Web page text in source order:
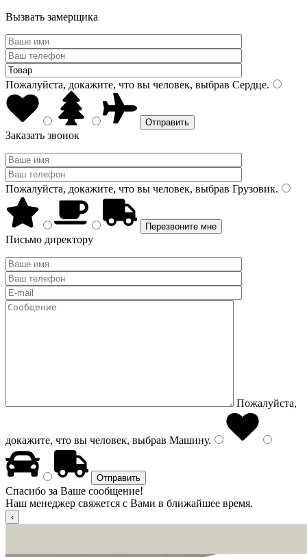
Вызвать замерщика
Пожалуйста, докажите, что вы человек, выбрав Сердце.
Заказать звонок
Пожалуйста, докажите, что вы человек, выбрав Грузовик.
Письмо директору
Пожалуйста,
докажите, что вы человек, выбрав Машину.
Спасибо за Ваше сообщение!
Наш менеджер свяжется с Вами в ближайшее время.